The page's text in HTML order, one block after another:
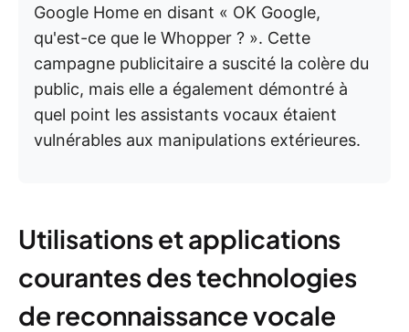
Google Home en disant « OK Google,
qu'est-ce que le Whopper ? ». Cette
campagne publicitaire a suscité la colère du
public, mais elle a également démontré à
quel point les assistants vocaux étaient
vulnérables aux manipulations extérieures.
Utilisations et applications
courantes des technologies
de reconnaissance vocale